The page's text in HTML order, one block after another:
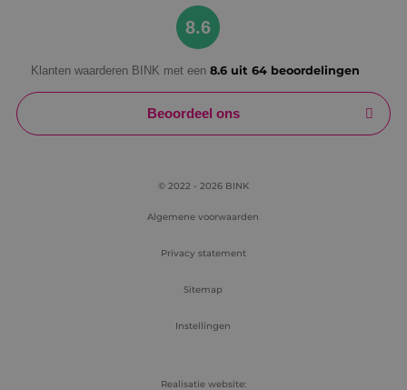
8.6
Klanten waarderen BINK met een 8.6 uit 64 beoordelingen
Beoordeel ons
© 2022 - 2026 BINK
Algemene voorwaarden
Privacy statement
Sitemap
Instellingen
Realisatie website:
weken